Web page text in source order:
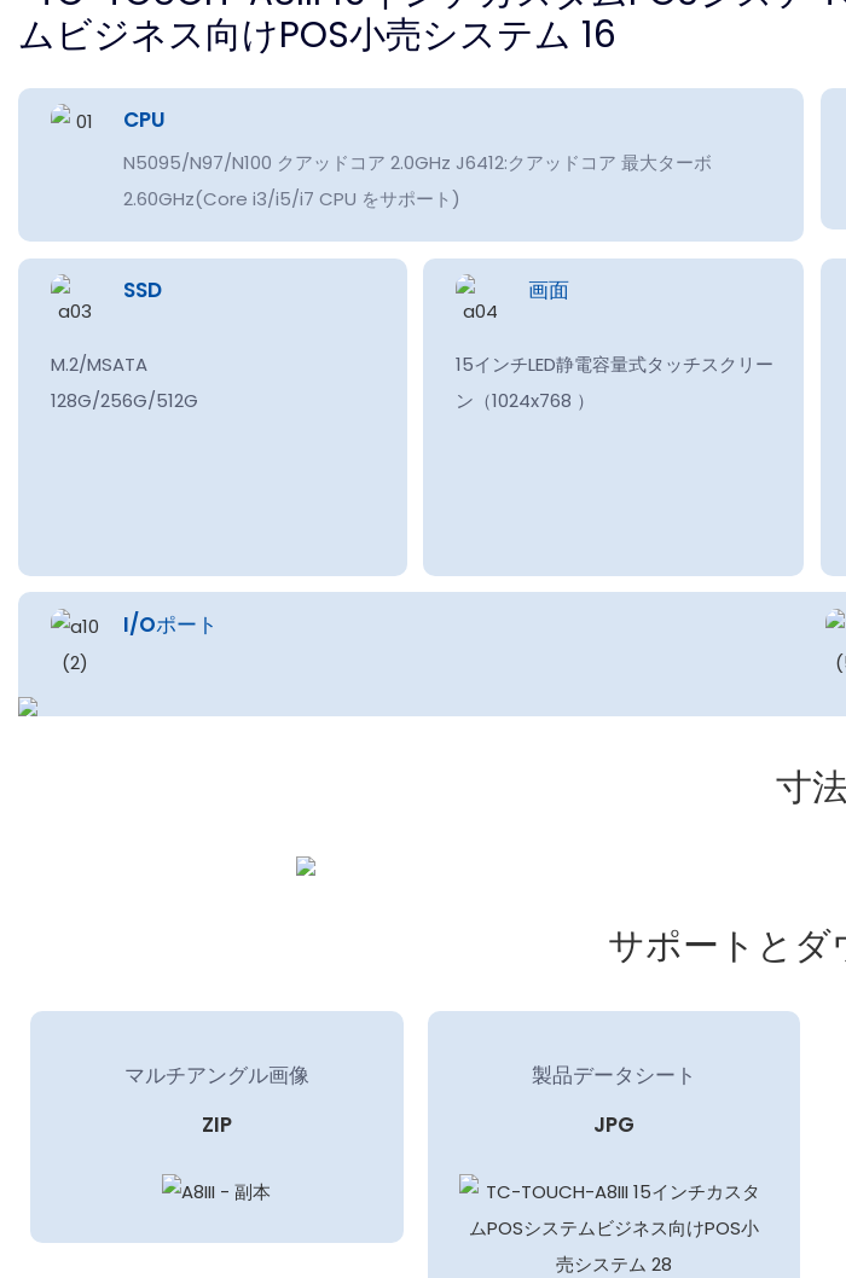
CPU
N5095/N97/N100 クアッドコア 2.0GHz J6412:クアッドコア 最大ターボ
2.60GHz(Core i3/i5/i7 CPU をサポート)
SSD
M.2/MSATA
128G/256G/512G
画面
15インチLED静電容量式タッチスクリー
ン（1024x768 ）
I/Oポート
寸法
サポートとダ
マルチアングル画像
ZIP
製品データシート
JPG